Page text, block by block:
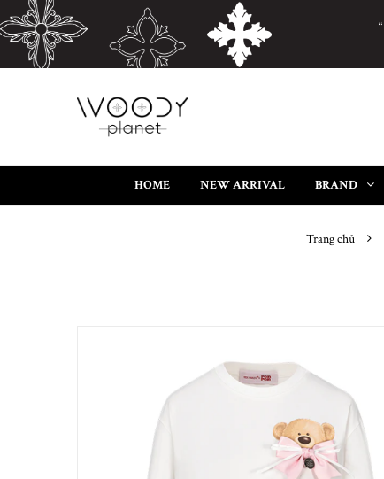
HOME NEW ARRIVAL BRAND
Trang chủ